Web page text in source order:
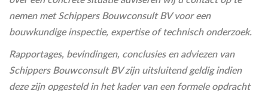
nemen met Schippers Bouwconsult BV voor een
bouwkundige inspectie, expertise of technisch onderzoek.
Rapportages, bevindingen, conclusies en adviezen van
Schippers Bouwconsult BV zijn uitsluitend geldig indien
deze zijn opgesteld in het kader van een formele opdracht